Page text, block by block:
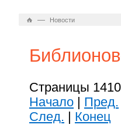
— Новости
Страницы
Начало
Пред.
След.
Конец